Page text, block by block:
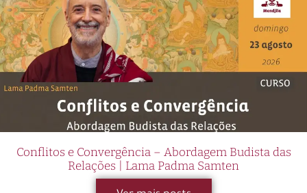
Conflitos e Convergência – Abordagem Budista das
Relações | Lama Padma Samten